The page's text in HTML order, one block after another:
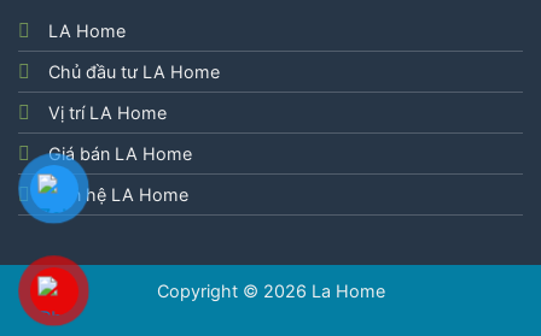
LA Home
Chủ đầu tư LA Home
Vị trí LA Home
Giá bán LA Home
Liên hệ LA Home
Copyright © 2026 La Home